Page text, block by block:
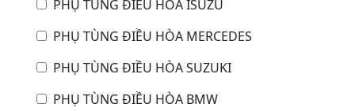
PHỤ TÙNG ĐIỀU HÒA ISUZU
PHỤ TÙNG ĐIỀU HÒA MERCEDES
PHỤ TÙNG ĐIỀU HÒA SUZUKI
PHỤ TÙNG ĐIỀU HÒA BMW